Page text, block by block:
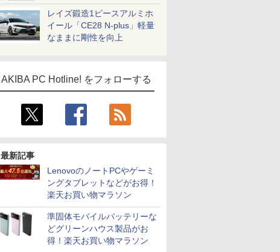
レイズ鍛造1ピースアルミホ
イール「CE28 N-plus」軽量
なままに剛性を向上
AKIBA PC Hotline! をフォローする
最新記事
LenovoのノートPCやゲーミ
ングタブレットなどがお得！
楽天お買い物マラソン
準固体モバイルバッテリーな
どグリーンハウス製品がお
得！楽天お買い物マラソン